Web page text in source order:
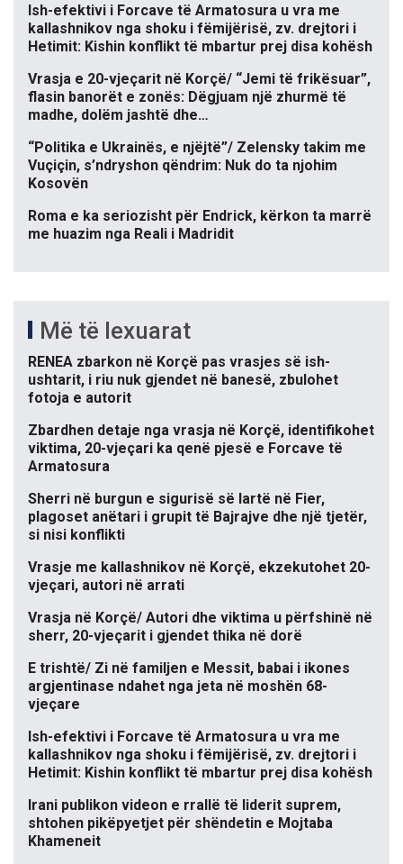
Ish-efektivi i Forcave të Armatosura u vra me
kallashnikov nga shoku i fëmijërisë, zv. drejtori i
Hetimit: Kishin konflikt të mbartur prej disa kohësh
Vrasja e 20-vjeçarit në Korçë/ “Jemi të frikësuar”,
flasin banorët e zonës: Dëgjuam një zhurmë të
madhe, dolëm jashtë dhe…
“Politika e Ukrainës, e njëjtë”/ Zelensky takim me
Vuçiçin, s’ndryshon qëndrim: Nuk do ta njohim
Kosovën
Roma e ka seriozisht për Endrick, kërkon ta marrë
me huazim nga Reali i Madridit
Më të lexuarat
RENEA zbarkon në Korçë pas vrasjes së ish-
ushtarit, i riu nuk gjendet në banesë, zbulohet
fotoja e autorit
Zbardhen detaje nga vrasja në Korçë, identifikohet
viktima, 20-vjeçari ka qenë pjesë e Forcave të
Armatosura
Sherri në burgun e sigurisë së lartë në Fier,
plagoset anëtari i grupit të Bajrajve dhe një tjetër,
si nisi konflikti
Vrasje me kallashnikov në Korçë, ekzekutohet 20-
vjeçari, autori në arrati
Vrasja në Korçë/ Autori dhe viktima u përfshinë në
sherr, 20-vjeçarit i gjendet thika në dorë
E trishtë/ Zi në familjen e Messit, babai i ikones
argjentinase ndahet nga jeta në moshën 68-
vjeçare
Ish-efektivi i Forcave të Armatosura u vra me
kallashnikov nga shoku i fëmijërisë, zv. drejtori i
Hetimit: Kishin konflikt të mbartur prej disa kohësh
Irani publikon videon e rrallë të liderit suprem,
shtohen pikëpyetjet për shëndetin e Mojtaba
Khameneit